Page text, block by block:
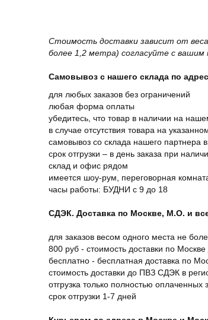
Стоимость доставки зависит от
более 1,2 метра) согласуйте с
Самовывоз с нашего склада по
для любых заказов без ограничений
любая форма оплаты
убедитесь, что товар в наличии на
в случае отсутствия товара на
самовывоз со склада нашего
срок отгрузки – в день заказа при
склад и офис рядом
имеется шоу-рум, переговорная
часы работы: БУДНИ с 9 до 18
СДЭК. Доставка по Москве, М.О. и
для заказов весом одного места не
800 руб - стоимость доставки по
бесплатно - бесплатная доставка по
стоимость доставки до ПВЗ СДЭК в
отгрузка только полностью оплаченных
срок отгрузки 1-7 дней